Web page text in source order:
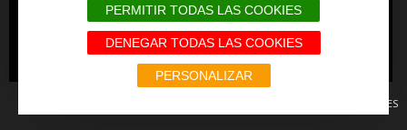
SUSCRIBIRSE
A NUESTRA NEWSLETTER
ENLACES
PERMITIR TODAS LAS COOKIES
DENEGAR TODAS LAS COOKIES
PERSONALIZAR